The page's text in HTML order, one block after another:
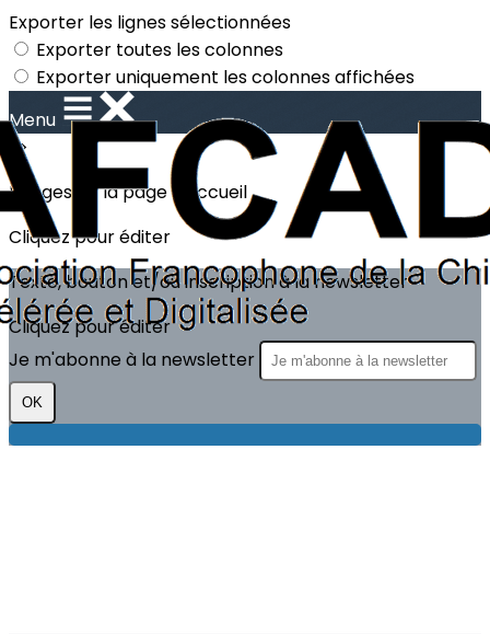
Exporter les lignes sélectionnées
Exporter toutes les colonnes
Exporter uniquement les colonnes affichées
Menu
?>
Images de la page d'accueil
Cliquez pour éditer
Texte, bouton et/ou inscription à la newsletter
Cliquez pour éditer
Je m'abonne à la newsletter
OK